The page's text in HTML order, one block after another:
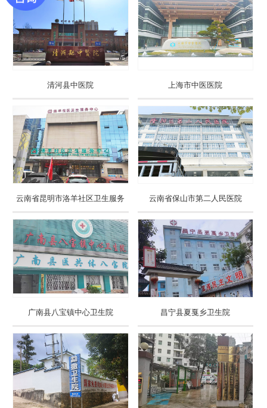
清河县中医院 上海市中医医院
云南省昆明市洛羊社区卫生服务
中心
云南省保山市第二人民医院
广南县八宝镇中心卫生院 昌宁县夏戛乡卫生院